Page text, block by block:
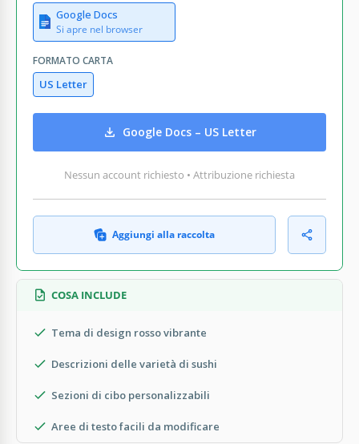
Google Docs
Si apre nel browser
FORMATO CARTA
US Letter
Google Docs – US Letter
Nessun account richiesto • Attribuzione richiesta
Aggiungi alla raccolta
COSA INCLUDE
Tema di design rosso vibrante
Descrizioni delle varietà di sushi
Sezioni di cibo personalizzabili
Aree di testo facili da modificare